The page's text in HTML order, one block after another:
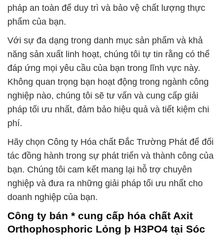
pháp an toàn để duy trì và bảo vệ chất lượng thực
phẩm của bạn.
Với sự đa dạng trong danh mục sản phẩm và khả
năng sản xuất linh hoạt, chúng tôi tự tin rằng có thể
đáp ứng mọi yêu cầu của bạn trong lĩnh vực này.
Không quan trọng bạn hoạt động trong ngành công
nghiệp nào, chúng tôi sẽ tư vấn và cung cấp giải
pháp tối ưu nhất, đảm bảo hiệu quả và tiết kiệm chi
phí.
Hãy chọn Công ty Hóa chất Đắc Trường Phát để đối
tác đồng hành trong sự phát triển và thành công của
bạn. Chúng tôi cam kết mang lại hỗ trợ chuyên
nghiệp và đưa ra những giải pháp tối ưu nhất cho
doanh nghiệp của bạn.
Công ty bán * cung cấp hóa chất Axit
Orthophosphoric Lỏng þ H3PO4 tại Sóc